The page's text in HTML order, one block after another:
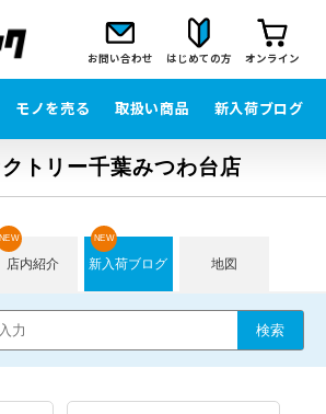
お問い合わせ はじめての方 オンライン
モノを売る 取扱い商品 新入荷ブログ
クトリー千葉みつわ台店
店内紹介
NEW
新入荷ブログ
NEW
地図